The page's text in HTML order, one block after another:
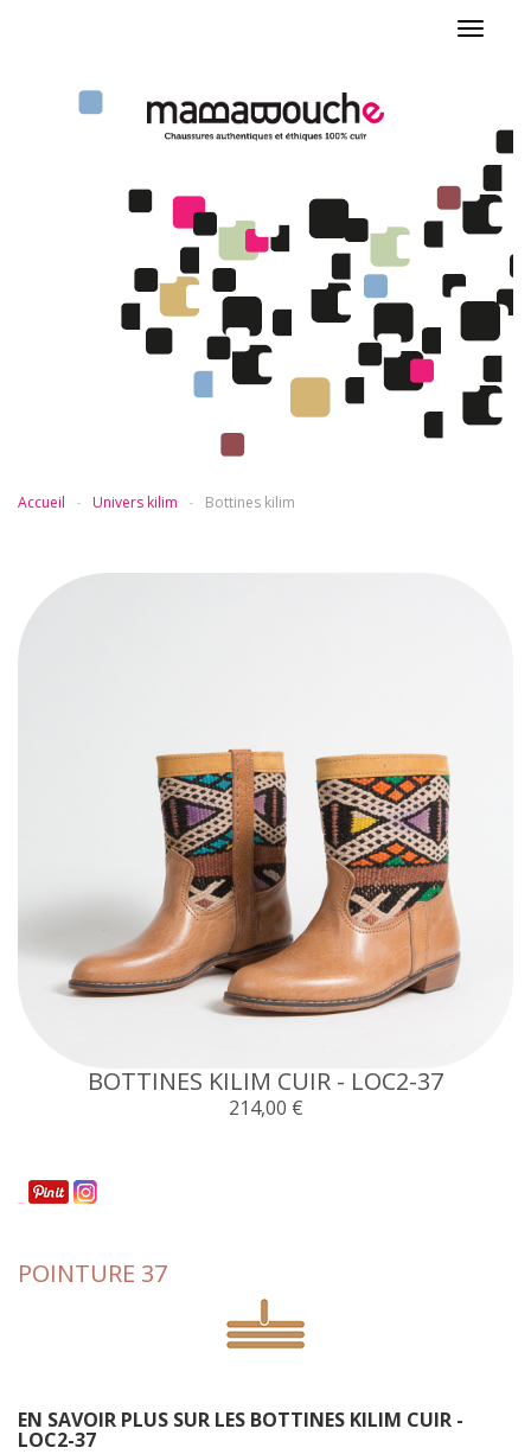
Toggle
Accueil Univers kilim Bottines kilim
BOTTINES KILIM CUIR - LOC2-37
214,00 €
POINTURE 37
EN SAVOIR PLUS SUR LES BOTTINES KILIM CUIR -
LOC2-37